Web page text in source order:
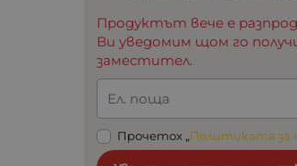
Продуктът вече е
Ви уведомим щом го
заместител.
Ел. поща
Прочетох „Политиката за